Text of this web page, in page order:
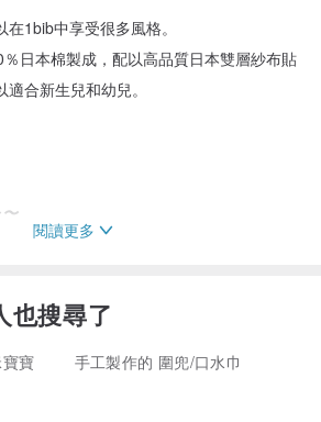
1bib中享受很多風格。
日本棉製成，配以高品質日本雙層紗布貼
合新生兒和幼兒。
〜
？
重量輕的棉織物。
閱讀更多
也搜尋了
寶 手工製作的 圍兜/口水巾